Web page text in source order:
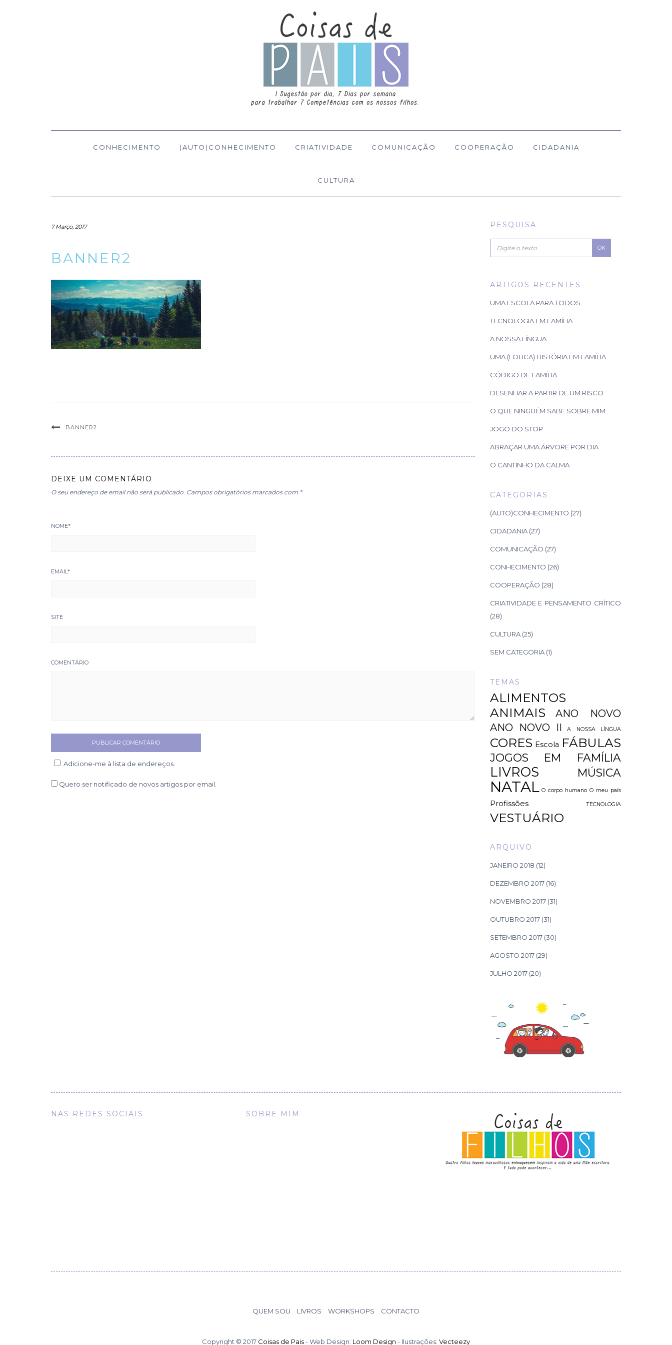
CONHECIMENTO (AUTO)CONHECIMENTO CRIATIVIDADE COMUNICAÇÃO COOPERAÇÃO CIDADANIA
CULTURA
7 Março, 2017
BANNER2
BANNER2
DEIXE UM COMENTÁRIO
O seu endereço de email não será publicado. Campos obrigatórios marcados com *
NOME*
EMAIL*
SITE
COMENTÁRIO
Adicione-me à lista de endereços.
Quero ser notificado de novos artigos por email.
PESQUISA
OK
ARTIGOS RECENTES
UMA ESCOLA PARA TODOS
TECNOLOGIA EM FAMÍLIA
A NOSSA LÍNGUA
UMA (LOUCA) HISTÓRIA EM FAMÍLIA
CÓDIGO DE FAMÍLIA
DESENHAR A PARTIR DE UM RISCO
O QUE NINGUÉM SABE SOBRE MIM
JOGO DO STOP
ABRAÇAR UMA ÁRVORE POR DIA
O CANTINHO DA CALMA
CATEGORIAS
(AUTO)CONHECIMENTO (27)
CIDADANIA(27)
COMUNICAÇÃO (27)
CONHECIMENTO (26)
COOPERAÇÃO (28)
CRIATIVIDADE E PENSAMENTO CRÍTICO
(28)
CULTURA(25)
SEM CATEGORIA(1)
TEMAS
ALIMENTOS
ANIMAIS
ANO NOVO
ANO NOVO II
A NOSSA LÍNGUA
CORES Escola FÁBULAS
JOGOS EM FAMÍLIA
LIVROS MÚSICA
NATAL O corpo humano O meu país
Profissões TECNOLOGIA
VESTUÁRIO
ARQUIVO
JANEIRO 2018 (12)
DEZEMBRO 2017(16)
NOVEMBRO 2017(31)
OUTUBRO 2017(31)
SETEMBRO 2017(30)
AGOSTO 2017(29)
JULHO 2017(20)
NAS REDES SOCIAIS SOBRE MIM
QUEM SOU LIVROS WORKSHOPS CONTACTO
Copyright © 2017 Coisas de Pais- Web Design: Loom Design - Ilustrações: Vecteezy